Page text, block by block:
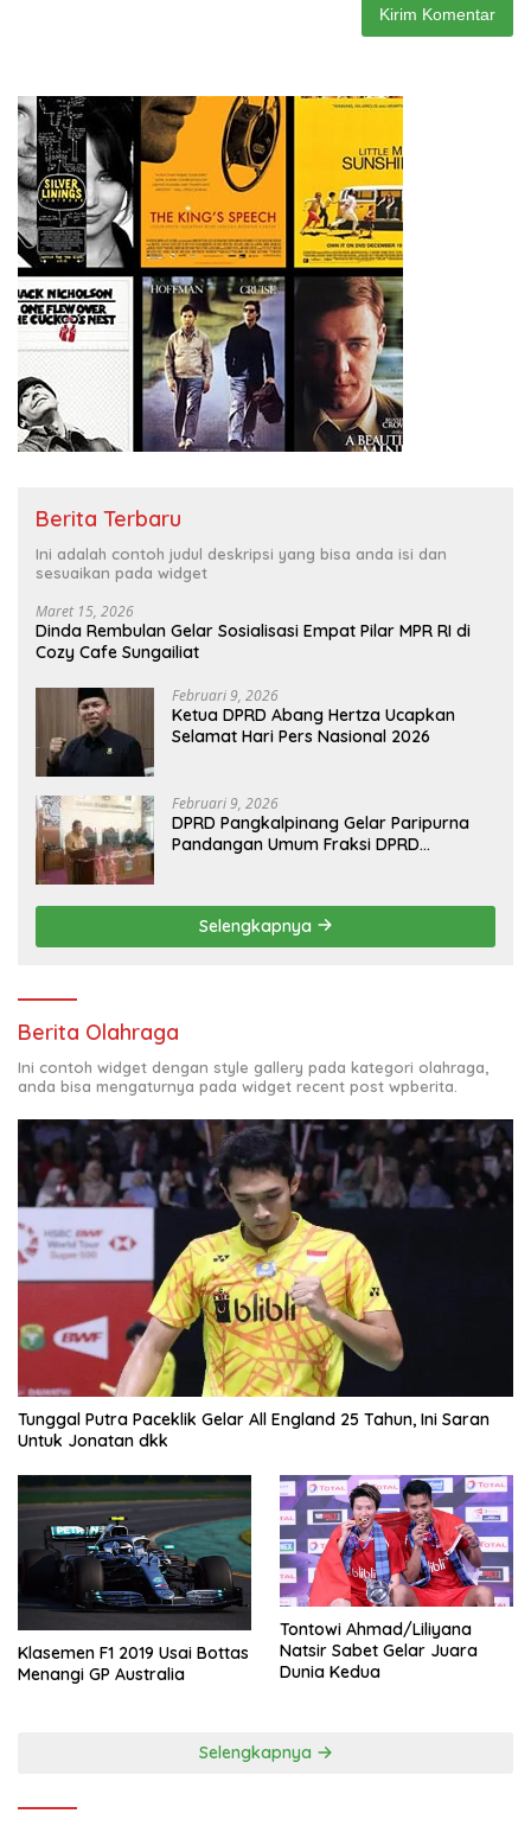
Berita Terbaru
Ini adalah contoh judul deskripsi yang bisa anda isi dan
sesuaikan pada widget
Maret 15, 2026
Dinda Rembulan Gelar Sosialisasi Empat Pilar MPR RI di
Cozy Cafe Sungailiat
Februari 9, 2026
Ketua DPRD Abang Hertza Ucapkan
Selamat Hari Pers Nasional 2026
Februari 9, 2026
DPRD Pangkalpinang Gelar Paripurna
Pandangan Umum Fraksi DPRD
Selengkapnya
Berita Olahraga
Ini contoh widget dengan style gallery pada kategori olahraga,
anda bisa mengaturnya pada widget recent post wpberita.
Tunggal Putra Paceklik Gelar All England 25 Tahun, Ini Saran
Untuk Jonatan dkk
Klasemen F1 2019 Usai Bottas
Menangi GP Australia
Tontowi Ahmad/Liliyana
Natsir Sabet Gelar Juara
Dunia Kedua
Selengkapnya